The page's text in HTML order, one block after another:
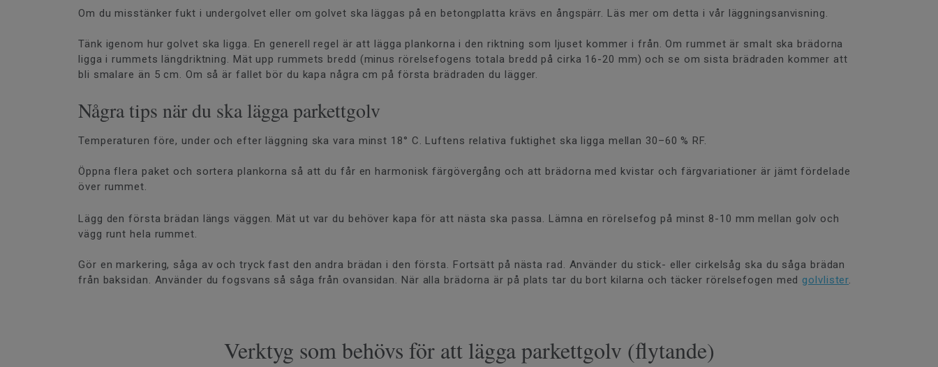
Om du misstänker fukt i undergolvet eller om golvet ska läggas på en betongplatta krävs en ångspärr. Läs mer om detta i vår läggningsanvisning.
Tänk igenom hur golvet ska ligga. En generell regel är att lägga plankorna i den riktning som ljuset kommer i från. Om rummet är smalt ska brädorna
ligga i rummets längdriktning. Mät upp rummets bredd (minus rörelsefogens totala bredd på cirka 16-20 mm) och se om sista brädraden kommer att
bli smalare än 5 cm. Om så är fallet bör du kapa några cm på första brädraden du lägger.
Några tips när du ska lägga parkettgolv
Temperaturen före, under och efter läggning ska vara minst 18° C. Luftens relativa fuktighet ska ligga mellan 30–60 % RF.
Öppna flera paket och sortera plankorna så att du får en harmonisk färgövergång och att brädorna med kvistar och färgvariationer är jämt fördelade
över rummet.
Lägg den första brädan längs väggen. Mät ut var du behöver kapa för att nästa ska passa. Lämna en rörelsefog på minst 8-10 mm mellan golv och
vägg runt hela rummet.
Gör en markering, såga av och tryck fast den andra brädan i den första. Fortsätt på nästa rad. Använder du stick- eller cirkelsåg ska du såga brädan
från baksidan. Använder du fogsvans så såga från ovansidan. När alla brädorna är på plats tar du bort kilarna och täcker rörelsefogen med golvlister.
Verktyg som behövs för att lägga parkettgolv (flytande)